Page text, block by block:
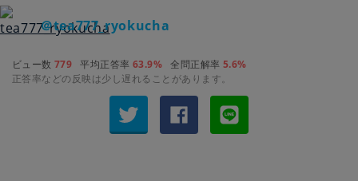
＠tea777_ryokucha
ビュー数 779 平均正答率 63.9% 全問正解率 5.6%
正答率などの反映は少し遅れることがあります。